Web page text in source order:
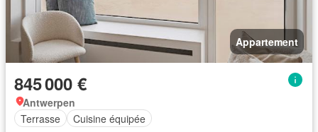
Appartement
845 000 €
Antwerpen
Terrasse
Cuisine équipée